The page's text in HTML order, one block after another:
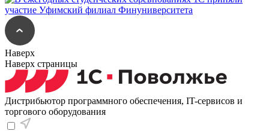
Наверх
Наверх страницы
Дистрибьютор программного обеспечения, IT-сервисов и
торгового оборудования